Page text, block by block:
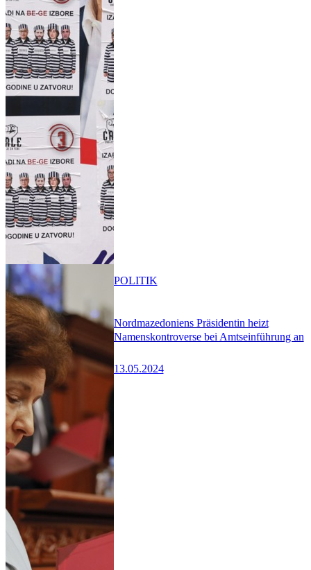
Nordmazedoniens Präsidentin heizt
Namenskontroverse bei Amtseinführung an
13.05.2024
POLITIK